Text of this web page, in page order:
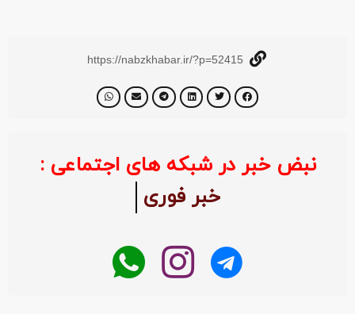
https://nabzkhabar.ir/?p=52415
نبض خبر در شبکه های اجتماعی :
خبر فوری